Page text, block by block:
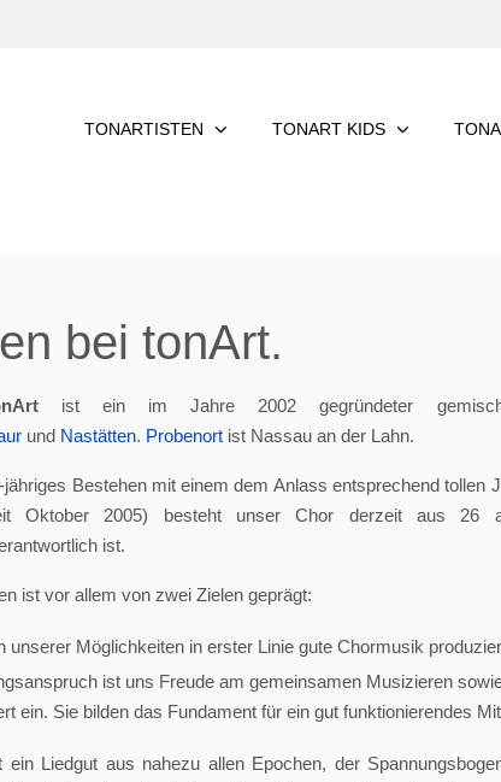
TONARTISTEN TONART KIDS
bei tonArt.
ist ein im Jahre 2002 gegründeter
und Nastätten. Probenort ist Nassau an der Lahn.
Bestehen mit einem dem Anlass entsprechend
Oktober 2005) besteht unser Chor derzeit aus
ist.
ist vor allem von zwei Zielen geprägt:
unserer Möglichkeiten in erster Linie gute Chormusik
ist uns Freude am gemeinsamen Musizieren
ein. Sie bilden das Fundament für ein gut funktionierendes
Liedgut aus nahezu allen Epochen, der